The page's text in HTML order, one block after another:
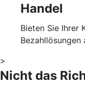
Handel
Bieten Sie Ihrer
Bezahllösungen
>
Nicht das